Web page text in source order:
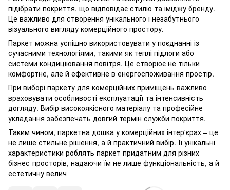
підібрати покриття, що відповідає стилю та іміджу бренду.
Це важливо для створення унікального і незабутнього
візуального вигляду комерційного простору.
Паркет можна успішно використовувати у поєднанні із
сучасними технологіями, такими як теплі підлоги або
системи кондиціювання повітря. Це створює не тільки
комфортне, але й ефективне в енергоспоживання простір.
При виборі паркету для комерційних приміщень важливо
враховувати особливості експлуатації та інтенсивність
догляду. Вибір високоякісного матеріалу та професійне
укладання забезпечать довгий термін служби покриття.
Таким чином, паркетна дошка у комерційних інтер'єрах – це
не лише стильне рішення, а й практичний вибір. Її унікальні
характеристики роблять паркет придатним для різних
бізнес-просторів, надаючи їм не лише функціональність, а й
естетичну велич